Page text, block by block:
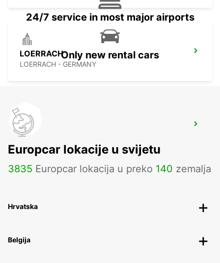
LOERRACH
LOERRACH - GERMANY
KIRCHBERG BURGDORF
KIRCHBERG - SWITZERLAND
24/7 service in most major airports
Only new rental cars
Europcar lokacije u svijetu
3835 Europcar lokacija u preko 140 zemalja
Hrvatska
Belgija